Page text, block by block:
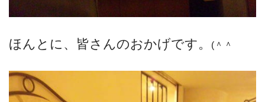
ほんとに、皆さんのおかげです。 (＾＾ゞ